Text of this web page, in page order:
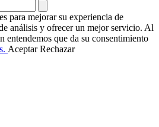
para mejorar su experiencia de
análisis y ofrecer un mejor servicio. Al
entendemos que da su consentimiento
Aceptar Rechazar